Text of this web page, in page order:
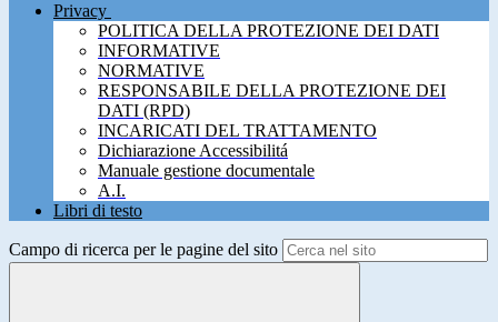
Privacy
POLITICA DELLA PROTEZIONE DEI DATI
INFORMATIVE
NORMATIVE
RESPONSABILE DELLA PROTEZIONE DEI
DATI (RPD)
INCARICATI DEL TRATTAMENTO
Dichiarazione Accessibilitá
Manuale gestione documentale
A.I.
Libri di testo
Campo di ricerca per le pagine del sito